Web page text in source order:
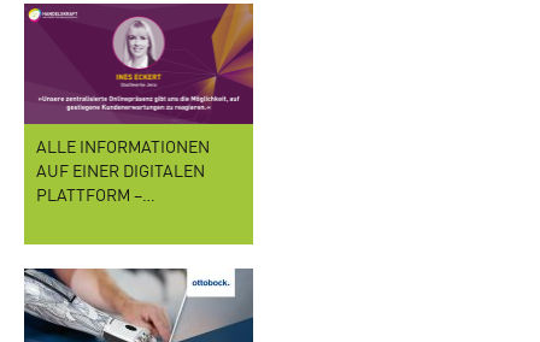
ALLE INFORMATIONEN
AUF EINER DIGITALEN
PLATTFORM –…